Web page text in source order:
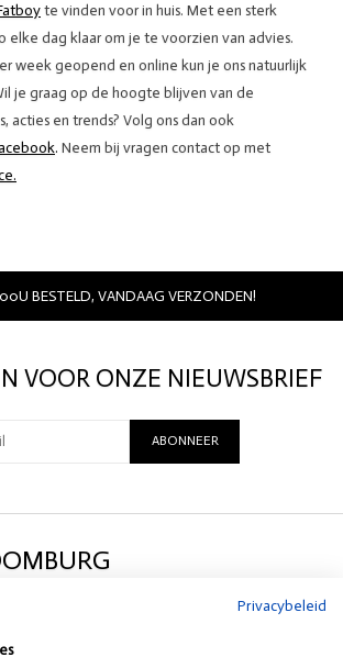
te vinden voor in huis. Met een sterk
elke dag klaar om je te voorzien van advies.
week geopend en online kun je ons natuurlijk
je graag op de hoogte blijven van de
acties en trends? Volg ons dan ook
. Neem bij vragen contact op met
BESTELD, VANDAAG VERZONDEN!
VOOR ONZE NIEUWSBRIEF
ABONNEER
Privacybeleid